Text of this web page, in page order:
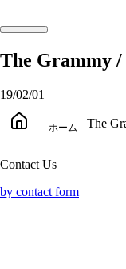
The Grammy /
19/02/01
ホーム The
Contact Us
by contact form